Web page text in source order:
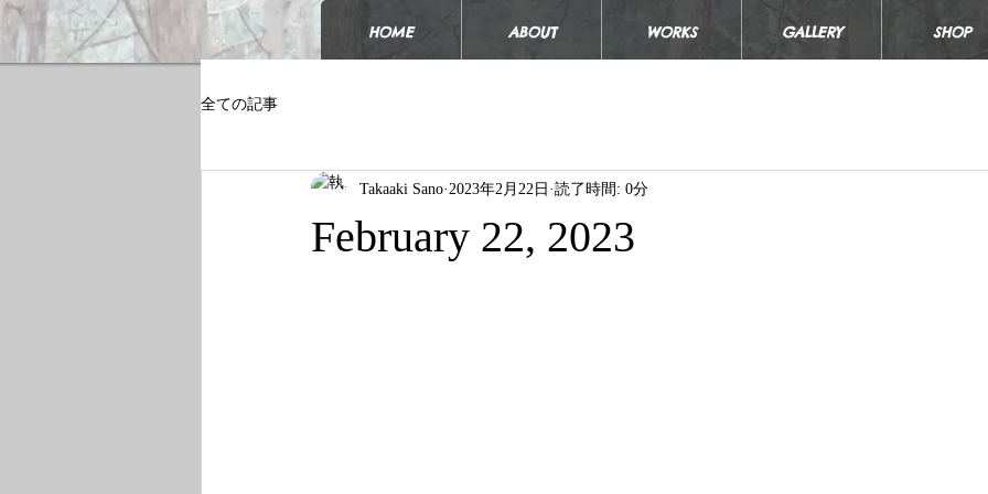
HOME ABOUT WORKS GALLERY SHOP
全ての記事
February 22, 2023
Takaaki Sano 2023年2月22日 読了時間: 0分